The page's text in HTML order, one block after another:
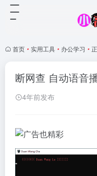
首页 • 实用工具 • 办公学习 •
断网查 自动语音
4年前发布